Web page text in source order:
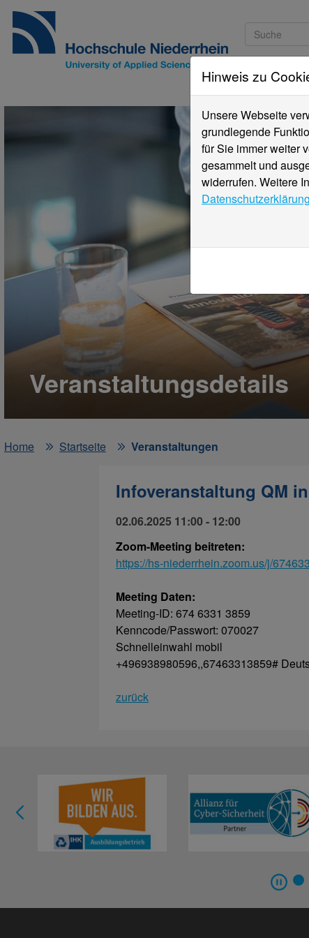
Veranstaltungsdetails
Home
Startseite Veranstaltungen
Infoveranstaltung QM
02.06.2025 11:00 - 12:00
Zoom-Meeting beitreten:
https://hs-niederrhein.zoom.us/j/
Meeting Daten:
Meeting-ID: 674 6331 3859
Kenncode/Passwort: 070027
Schnelleinwahl mobil
+496938980596,,67463313859#
zurück
Hinweis zu
Unsere Webseite
grundlegende
für Sie immer weiter
gesammelt und
widerrufen. Weitere
Datenschutzerklärung